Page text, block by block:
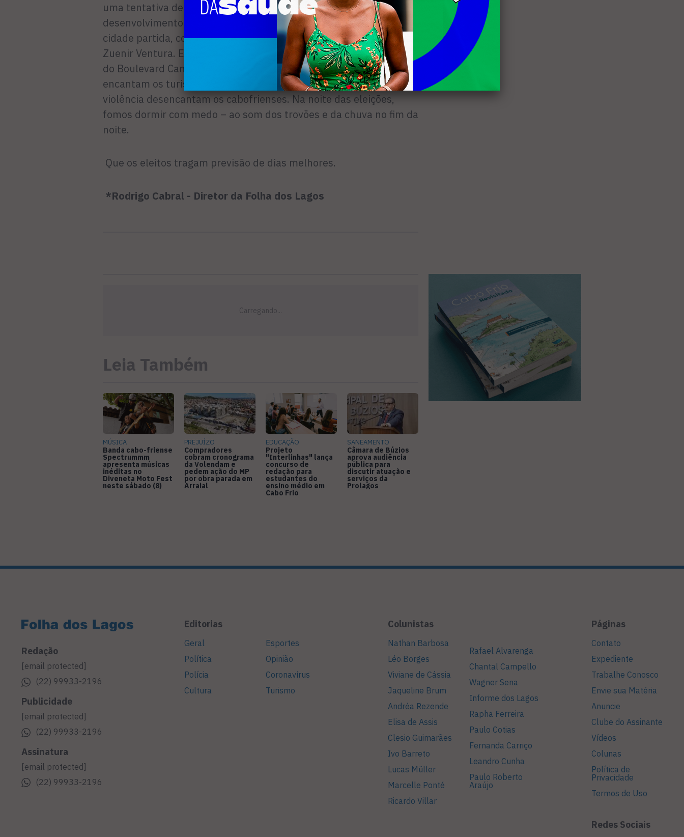
uma tentativa de eximir a culpa de um processo de
desenvolvimento questionável. Somos, assim como o Rio, uma
cidade partida, conforme expressão eternizada pelo jornalista
Zuenir Ventura. Estamos partidos entre a cidade-espetáculo, a orla
do Boulevard Canal, a Praia do Forte, cujas belezas naturais
encantam os turistas, e a cidade-tragédia, cujas chamas da
violência desencantam os cabofrienses. Na noite das eleições,
fomos dormir com medo – ao som dos trovões e da chuva no fim da
noite.
Que os eleitos tragam previsão de dias melhores.
*Rodrigo Cabral - Diretor da Folha dos Lagos
Leia Também
MÚSICA
Banda cabo-friense
Spectrummm
apresenta músicas
inéditas no
Diveneta Moto Fest
neste sábado (8)
PREJUÍZO
Compradores
cobram cronograma
da Volendam e
pedem ação do MP
por obra parada em
Arraial
EDUCAÇÃO
Projeto
"Interlinhas" lança
concurso de
redação para
estudantes do
ensino médio em
Cabo Frio
SANEAMENTO
Câmara de Búzios
aprova audiência
pública para
discutir atuação e
serviços da
Prolagos
Redação
[email protected]
(22) 99933-2196
Publicidade
[email protected]
(22) 99933-2196
Assinatura
[email protected]
(22) 99933-2196
Editorias
Geral
Política
Polícia
Cultura
Esportes
Opinião
Coronavírus
Turismo
Colunistas
Nathan Barbosa
Léo Borges
Viviane de Cássia
Jaqueline Brum
Andréa Rezende
Elisa de Assis
Clesio Guimarães
Ivo Barreto
Lucas Müller
Marcelle Ponté
Ricardo Villar
Rafael Alvarenga
Chantal Campello
Wagner Sena
Informe dos Lagos
Rapha Ferreira
Paulo Cotias
Fernanda Carriço
Leandro Cunha
Paulo Roberto
Araújo
Páginas
Contato
Expediente
Trabalhe Conosco
Envie sua Matéria
Anuncie
Clube do Assinante
Vídeos
Colunas
Política de
Privacidade
Termos de Uso
Redes Sociais